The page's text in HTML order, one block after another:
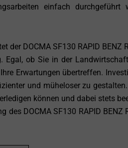
einfach
der DOCMA SF130 RAPID
Egal, ob Sie in der
Erwartungen übertreffen.
und müheloser zu
können und dabei stets
des DOCMA SF130 RAPID